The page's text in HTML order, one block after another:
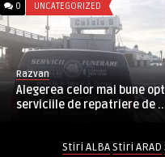
0 UNCATEGORIZED
Razvan
Alegerea celor mai bune
serviciile de repatriere de
Stiri ALBA Stiri ARAD